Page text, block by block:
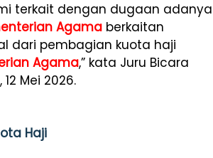
terkait dengan dugaan adanya
Agama berkaitan
dari pembagian kuota haji
Agama,” kata Juru Bicara
Mei 2026.
Haji